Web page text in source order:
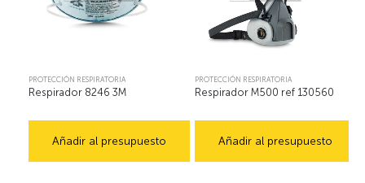
PROTECCIÓN RESPIRATORIA
Respirador 8246 3M
Añadir al presupuesto
PROTECCIÓN RESPIRATORIA
Respirador M500 ref 130560
Añadir al presupuesto